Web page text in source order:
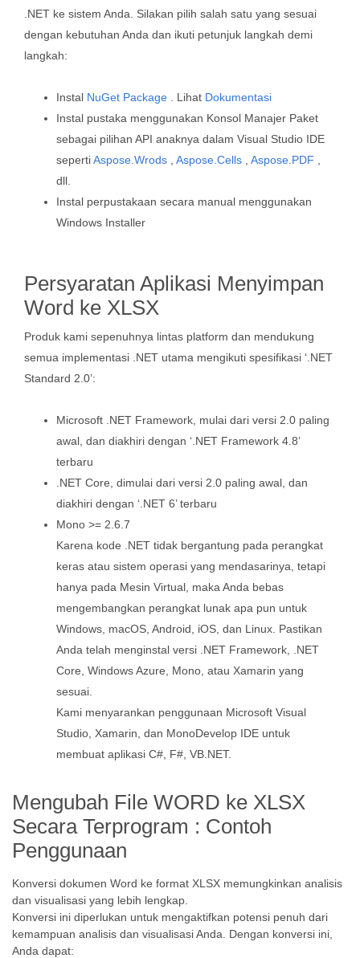
.NET ke sistem Anda. Silakan pilih salah satu yang sesuai
dengan kebutuhan Anda dan ikuti petunjuk langkah demi
langkah:
Instal NuGet Package . Lihat Dokumentasi
Instal pustaka menggunakan Konsol Manajer Paket
sebagai pilihan API anaknya dalam Visual Studio IDE
sepertiAspose.Wrods Aspose.Cells Aspose.PDF
dll.
Instal perpustakaan secara manual menggunakan
Windows Installer
Persyaratan Aplikasi Menyimpan
Word ke XLSX
Produk kami sepenuhnya lintas platform dan mendukung
semua implementasi .NET utama mengikuti spesifikasi ‘.NET
Standard 2.0’:
Microsoft .NET Framework, mulai dari versi 2.0 paling
awal, dan diakhiri dengan ‘.NET Framework 4.8’
terbaru
.NET Core, dimulai dari versi 2.0 paling awal, dan
diakhiri dengan ‘.NET 6’ terbaru
Mono >= 2.6.7
Karena kode .NET tidak bergantung pada perangkat
keras atau sistem operasi yang mendasarinya, tetapi
hanya pada Mesin Virtual, maka Anda bebas
mengembangkan perangkat lunak apa pun untuk
Windows, macOS, Android, iOS, dan Linux. Pastikan
Anda telah menginstal versi .NET Framework, .NET
Core, Windows Azure, Mono, atau Xamarin yang
sesuai.
Kami menyarankan penggunaan Microsoft Visual
Studio, Xamarin, dan MonoDevelop IDE untuk
membuat aplikasi C#, F#, VB.NET.
Mengubah File WORD ke XLSX
Secara Terprogram : Contoh
Penggunaan
Konversi dokumen Word ke format XLSX memungkinkan analisis
dan visualisasi yang lebih lengkap.
Konversi ini diperlukan untuk mengaktifkan potensi penuh dari
kemampuan analisis dan visualisasi Anda. Dengan konversi ini,
Anda dapat: